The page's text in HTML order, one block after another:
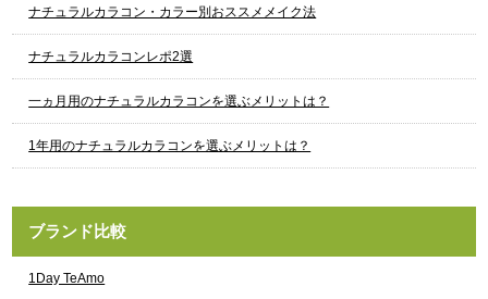
ナチュラルカラコン・カラー別おススメメイク法
ナチュラルカラコンレポ2選
一ヵ月用のナチュラルカラコンを選ぶメリットは？
1年用のナチュラルカラコンを選ぶメリットは？
ブランド比較
1Day TeAmo